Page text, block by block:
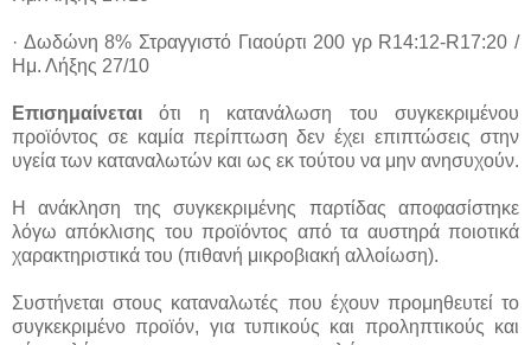
· Δωδώνη 8% Στραγγιστό Γιαούρτι 200 γρ R14:12-R17:20 /
Ημ. Λήξης 27/10
Επισημαίνεταιότι η κατανάλωση του συγκεκριμένου
προϊόντος σε καμία περίπτωση δεν έχει επιπτώσεις στην
υγεία των καταναλωτών και ως εκ τούτου να μην ανησυχούν.
Η ανάκληση της συγκεκριμένης παρτίδας αποφασίστηκε
λόγω απόκλισης του προϊόντος από τα αυστηρά ποιοτικά
χαρακτηριστικά του (πιθανή μικροβιακή αλλοίωση).
Συστήνεται στους καταναλωτές που έχουν προμηθευτεί το
συγκεκριμένο προϊόν, για τυπικούς και προληπτικούς και